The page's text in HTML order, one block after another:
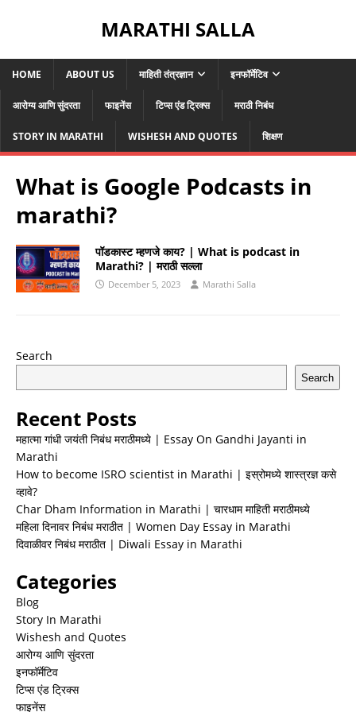
MARATHI SALLA
HOME ABOUT US माहिती तंत्रज्ञान इनफॉर्मेटिव
आरोग्य आणि सुंदरता फाइनेंस टिप्स एंड ट्रिक्स मराठी निबंध
STORY IN MARATHI WISHESH AND QUOTES शिक्षण
What is Google Podcasts in
marathi?
पॉडकास्ट म्हणजे काय? | What is podcast in
Marathi? | मराठी सल्ला
December 5, 2023 Marathi Salla
Search
Search
Recent Posts
महात्मा गांधी जयंती निबंध मराठीमध्ये | Essay On Gandhi Jayanti in
Marathi
How to become ISRO scientist in Marathi | इस्रोमध्ये शास्त्रज्ञ कसे
व्हावे?
Char Dham Information in Marathi | चारधाम माहिती मराठीमध्ये
महिला दिनावर निबंध मराठीत | Women Day Essay in Marathi
दिवाळीवर निबंध मराठीत | Diwali Essay in Marathi
Categories
Blog
Story In Marathi
Wishesh and Quotes
आरोग्य आणि सुंदरता
इनफॉर्मेटिव
टिप्स एंड ट्रिक्स
फाइनेंस